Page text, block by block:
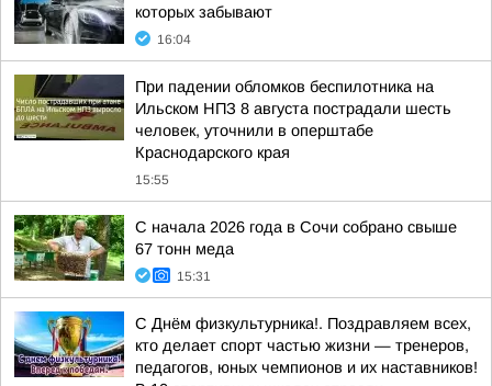
которых забывают
16:04
При падении обломков беспилотника на
Ильском НПЗ 8 августа пострадали шесть
человек, уточнили в оперштабе
Краснодарского края
15:55
С начала 2026 года в Сочи собрано свыше
67 тонн меда
15:31
С Днём физкультурника!. Поздравляем всех,
кто делает спорт частью жизни — тренеров,
педагогов, юных чемпионов и их наставников!